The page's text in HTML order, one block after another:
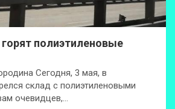
полиэтиленовые
Сегодня, 3 мая, в
склад с полиэтиленовыми
очевидцев,…